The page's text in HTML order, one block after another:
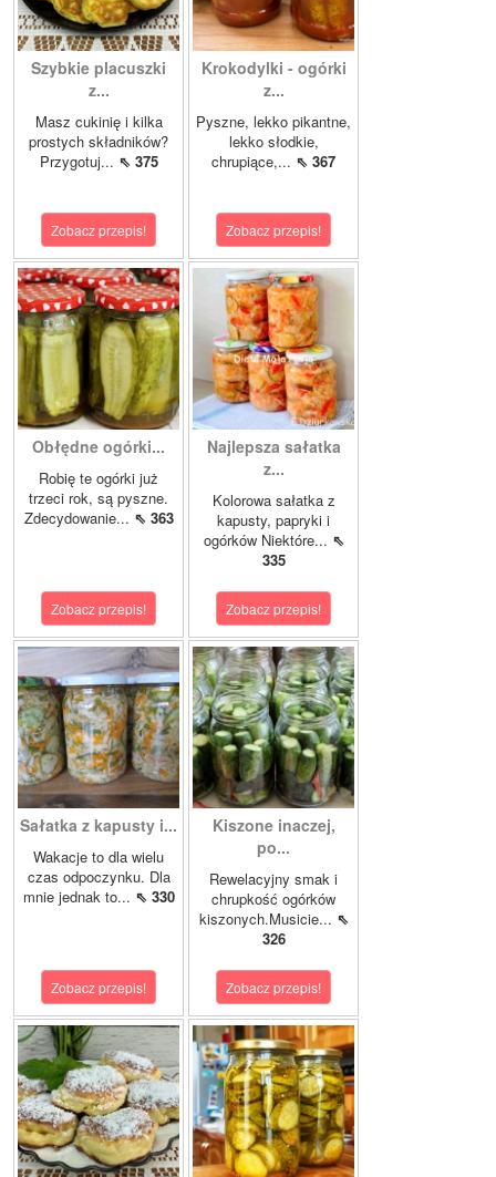
Szybkie placuszki
z...
Masz cukinię i kilka
prostych składników?
Przygotuj... ⇖ 375
Zobacz przepis!
Krokodylki - ogórki
z...
Pyszne, lekko pikantne,
lekko słodkie,
chrupiące,... ⇖ 367
Zobacz przepis!
Obłędne ogórki...
Robię te ogórki już
trzeci rok, są pyszne.
Zdecydowanie... ⇖ 363
Zobacz przepis!
Najlepsza sałatka
z...
Kolorowa sałatka z
kapusty, papryki i
ogórków Niektóre... ⇖
335
Zobacz przepis!
Sałatka z kapusty i...
Wakacje to dla wielu
czas odpoczynku. Dla
mnie jednak to... ⇖ 330
Zobacz przepis!
Kiszone inaczej,
po...
Rewelacyjny smak i
chrupkość ogórków
kiszonych.Musicie... ⇖
326
Zobacz przepis!